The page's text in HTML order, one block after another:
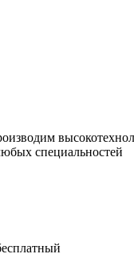
специальностей